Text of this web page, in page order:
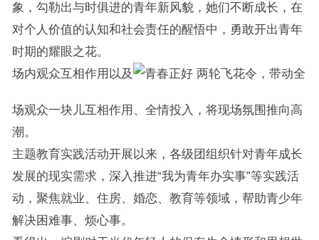
象，勾勒出与时俱进的青年新风貌，她们不断成长，在
对个人价值的认知和社会责任的醒悟中，勇敢开出青年
时期的耀眼之花。
场内观众互相作用以及
两轮飞花令，带动全
场观众一块儿互相作用、全情投入，将现场氛围推向高
潮。
主题教育实践活动开展以来，各级团组织针对青年成长
发展的现实需求，深入推进“我为青年办实事”等实践活
动，聚焦就业、住房、婚恋、教育等领域，帮助青少年
解决困难事、烦心事。